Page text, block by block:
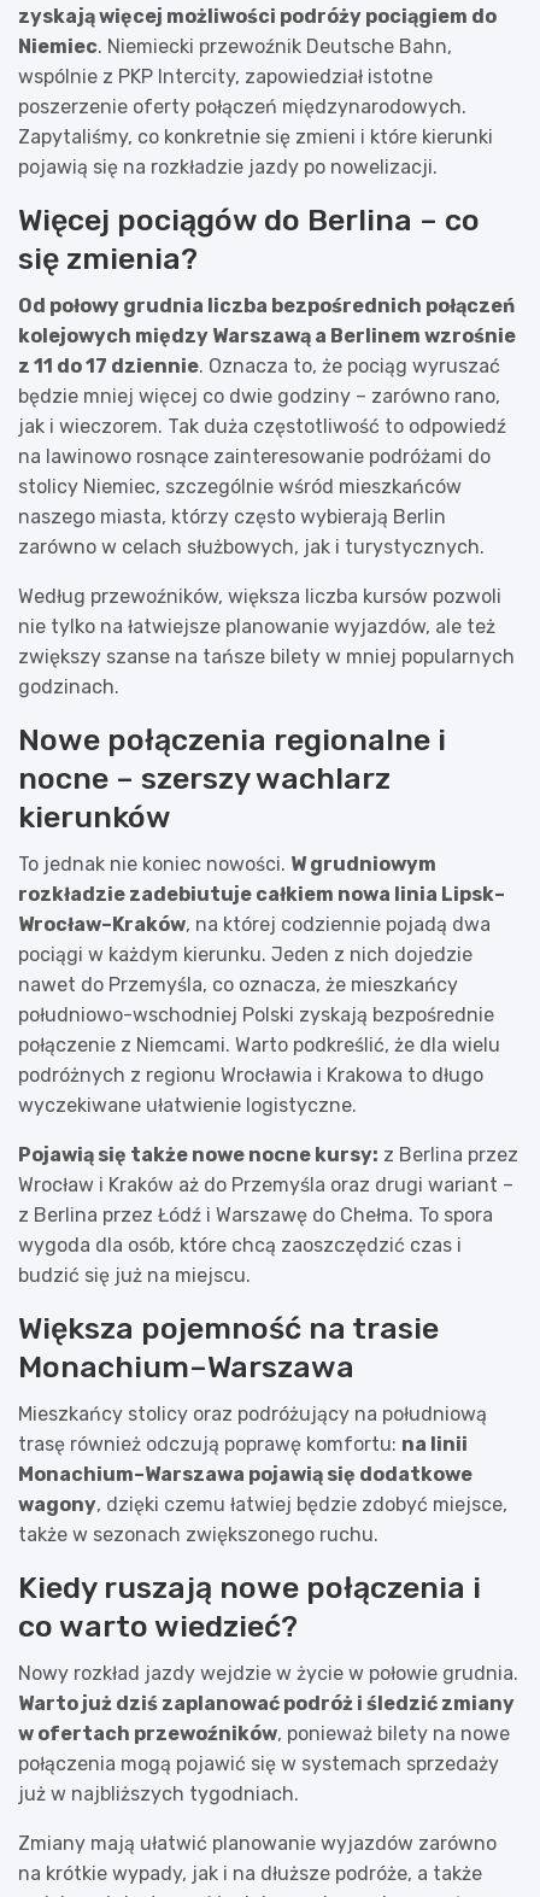
zyskają więcej możliwości podróży pociągiem do
Niemiec. Niemiecki przewoźnik Deutsche Bahn,
wspólnie z PKP Intercity, zapowiedział istotne
poszerzenie oferty połączeń międzynarodowych.
Zapytaliśmy, co konkretnie się zmieni i które kierunki
pojawią się na rozkładzie jazdy po nowelizacji.
Więcej pociągów do Berlina – co
się zmienia?
Od połowy grudnia liczba bezpośrednich połączeń
kolejowych między Warszawą a Berlinem wzrośnie
z 11 do 17 dziennie. Oznacza to, że pociąg wyruszać
będzie mniej więcej co dwie godziny – zarówno rano,
jak i wieczorem. Tak duża częstotliwość to odpowiedź
na lawinowo rosnące zainteresowanie podróżami do
stolicy Niemiec, szczególnie wśród mieszkańców
naszego miasta, którzy często wybierają Berlin
zarówno w celach służbowych, jak i turystycznych.
Według przewoźników, większa liczba kursów pozwoli
nie tylko na łatwiejsze planowanie wyjazdów, ale też
zwiększy szanse na tańsze bilety w mniej popularnych
godzinach.
Nowe połączenia regionalne i
nocne – szerszy wachlarz
kierunków
To jednak nie koniec nowości. W grudniowym
rozkładzie zadebiutuje całkiem nowa linia Lipsk–
Wrocław–Kraków, na której codziennie pojadą dwa
pociągi w każdym kierunku. Jeden z nich dojedzie
nawet do Przemyśla, co oznacza, że mieszkańcy
południowo-wschodniej Polski zyskają bezpośrednie
połączenie z Niemcami. Warto podkreślić, że dla wielu
podróżnych z regionu Wrocławia i Krakowa to długo
wyczekiwane ułatwienie logistyczne.
Pojawią się także nowe nocne kursy: z Berlina przez
Wrocław i Kraków aż do Przemyśla oraz drugi wariant –
z Berlina przez Łódź i Warszawę do Chełma. To spora
wygoda dla osób, które chcą zaoszczędzić czas i
budzić się już na miejscu.
Większa pojemność na trasie
Monachium–Warszawa
Mieszkańcy stolicy oraz podróżujący na południową
trasę również odczują poprawę komfortu: na linii
Monachium–Warszawa pojawią się dodatkowe
wagony, dzięki czemu łatwiej będzie zdobyć miejsce,
także w sezonach zwiększonego ruchu.
Kiedy ruszają nowe połączenia i
co warto wiedzieć?
Nowy rozkład jazdy wejdzie w życie w połowie grudnia.
Warto już dziś zaplanować podróż i śledzić zmiany
w ofertach przewoźników, ponieważ bilety na nowe
połączenia mogą pojawić się w systemach sprzedaży
już w najbliższych tygodniach.
Zmiany mają ułatwić planowanie wyjazdów zarówno
na krótkie wypady, jak i na dłuższe podróże, a także